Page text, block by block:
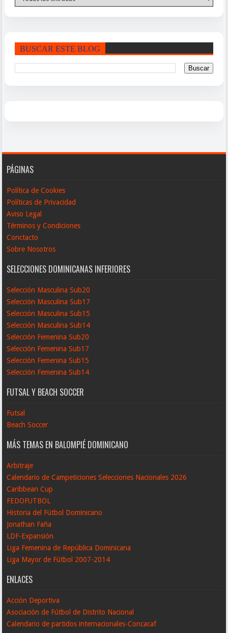
BUSCAR ESTE BLOG
PÁGINAS
Política de Cookies
Políticas de Privacidad
Aviso Legal
Términos y Condiciones
Conctacto
Sobre Nosotros
SELECCIONES DOMINICANAS INFERIORES
Selección Masculina Sub20
Selección Masculina Sub17
Selección Masculina Sub15
Selección Masculina Sub14
Selección Femenina Sub20
Selección Femenina Sub17
Selección Femenina Sub15
Selección Femenina Sub14
FUTSAL Y BEACH SOCCER
Futsal
Beach Soccer
MÁS TEMAS EN BALOMPIÉ DOMINICANO
Arbitraje
Calendario de Campeticiones Selecciones Nacionales 2026
Caribbean Cup
FEDOFUTBOL
Historia del Fútbol Dominicano
Jonathan Faña
LDF-Expansión
Liga Femenina de República Dominicana
Liga Mayor de Fútbol 2007-2014
ENLACES
Acción Deportiva
Asociación de Fútbol de Distrito Nacional
Calendario de partidos internacionales-Concacaf